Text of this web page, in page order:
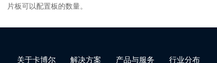
片板可以配置板的数量。
关于卡博尔 解决方案 产品与服务
行业分布